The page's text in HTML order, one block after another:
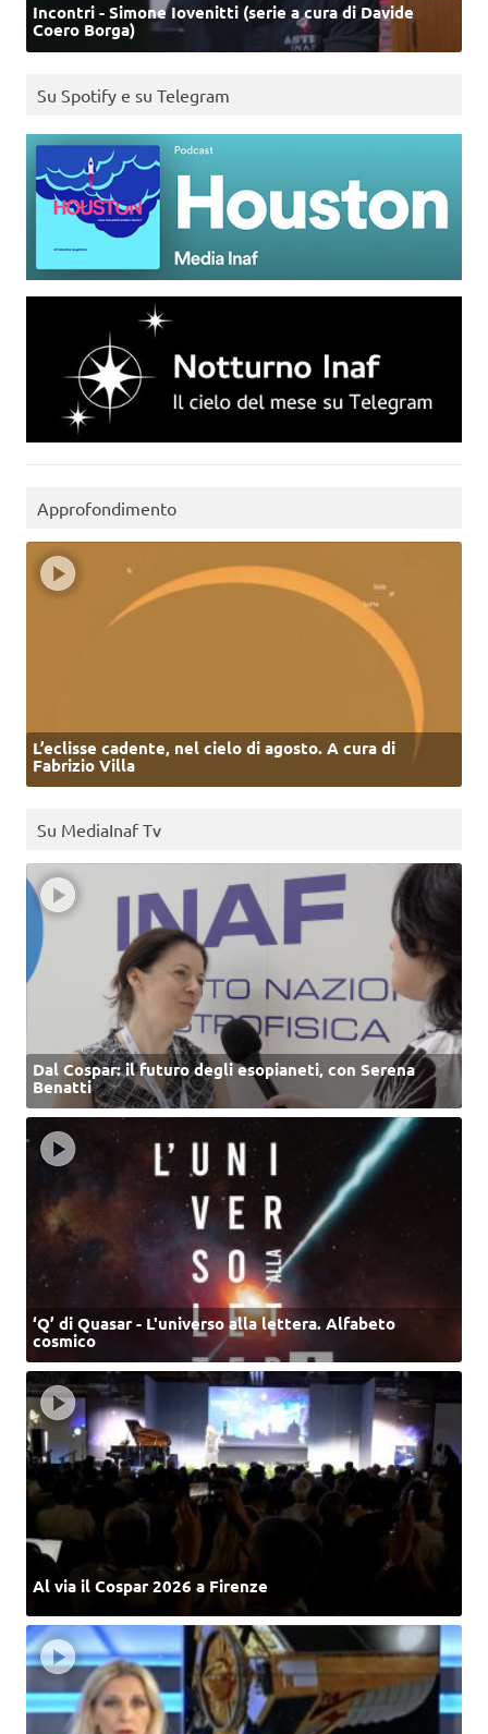
Incontri - Simone Iovenitti (serie a cura di Davide
Coero Borga)
Su Spotify e su Telegram
Approfondimento
L’eclisse cadente, nel cielo di agosto. A cura di
Fabrizio Villa
Su MediaInaf Tv
Dal Cospar: il futuro degli esopianeti, con Serena
Benatti
‘Q’ di Quasar - L'universo alla lettera. Alfabeto
cosmico
Al via il Cospar 2026 a Firenze